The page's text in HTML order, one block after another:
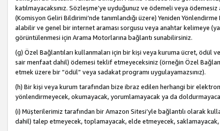
katılmayacaksınız. Sözleşme’ye uyduğunuz ve ödemeli veya
(Komisyon Geliri Bildirimi’nde tanımlandığı üzere) Yeniden
alabilir ve genel bir internet araması sorgusu veya anahtar kelimeye
görüntülenmesi için Arama Motorlarına bağlantı sunabilirsiniz.
(g) Özel Bağlantıları kullanmaları için bir kişi veya kuruma ücret, ödül
sair menfaat dahil) ödemesi teklif etmeyeceksiniz (örneğin Özel
etmek üzere bir “ödül” veya sadakat programı uygulayamazsınız).
(h) Bir kişi veya kurum tarafından bize ibraz edilen herhangi bir
yönlendirmeyecek, okumayacak, yorumlamayacak ya da
(i) Müşterilerimiz tarafından bir Amazon Sitesi’yle bağlantılı olarak
dahil) talep etmeyecek, toplamayacak, elde etmeyecek,